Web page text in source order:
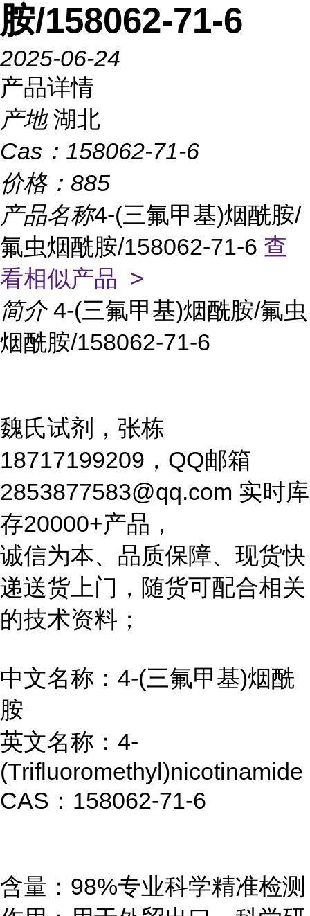
胺/158062-71-6
2025-06-24
产品详情
产地 湖北
Cas： 158062-71-6
价格： 885
产品名称4-(三氟甲基)烟酰胺/
氟虫烟酰胺/158062-71-6 查
看相似产品 >
简介 4-(三氟甲基)烟酰胺/氟虫
烟酰胺/158062-71-6
魏氏试剂，张栋
18717199209，QQ邮箱
2853877583@qq.com 实时库
存20000+产品，
诚信为本、品质保障、现货快
递送货上门，随货可配合相关
的技术资料；
中文名称：4-(三氟甲基)烟酰
胺
英文名称：4-
(Trifluoromethyl)nicotinamide
CAS：158062-71-6
含量：98%专业科学精准检测